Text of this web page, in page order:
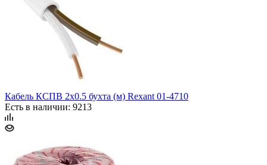
Кабель КСПВ 2х0.5 бухта (м) Rexant 01-4710
Есть в наличии: 9213